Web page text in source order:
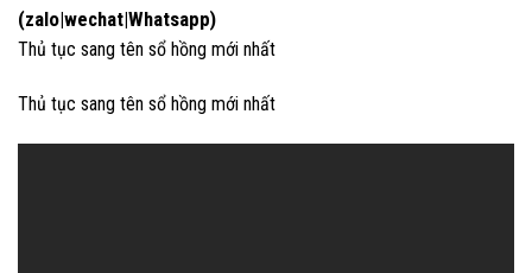
(zalo|wechat|Whatsapp)
Thủ tục sang tên sổ hồng mới nhất
Thủ tục sang tên sổ hồng mới nhất